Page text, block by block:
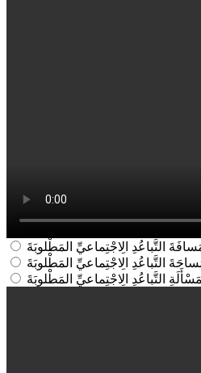
التَّباعُدِ الِاجْتِماعيِّ المَطْلوبَةَ
التَّباعُدِ الِاجْتِماعيِّ المَطْلوبَةَ
التَّباعُدِ الِاجْتِماعيِّ المَطْلوبَةَ